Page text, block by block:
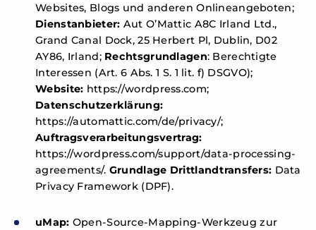
Websites, Blogs und anderen Onlineangeboten;
Dienstanbieter: Aut O’Mattic A8C Irland Ltd.,
Grand Canal Dock, 25 Herbert Pl, Dublin, D02
AY86, Irland; Rechtsgrundlagen: Berechtigte
Interessen (Art. 6 Abs. 1 S. 1 lit. f) DSGVO);
Website: https://wordpress.com;
Datenschutzerklärung:
https://automattic.com/de/privacy/;
Auftragsverarbeitungsvertrag:
https://wordpress.com/support/data-processing-
agreements/. Grundlage Drittlandtransfers: Data
Privacy Framework (DPF).
uMap: Open-Source-Mapping-Werkzeug zur